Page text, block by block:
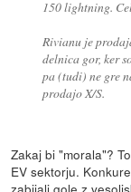
150 lightning.
Rivianu je
delnica gor, ker
pa (tudi) ne gre
prodajo X/S.
Zakaj bi "morala"?
EV sektorju.
zabijali gole z